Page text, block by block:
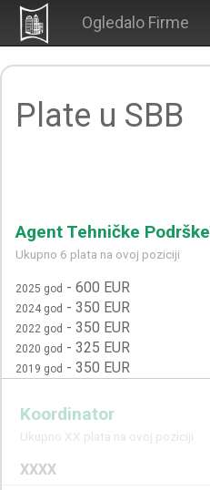
Ogledalo Firme
Plate u SBB
Agent Tehničke Podrške
Ukupno 6 plata na ovoj poziciji
2025 god - 600 EUR
2024 god - 350 EUR
2022 god - 350 EUR
2020 god - 325 EUR
2019 god - 350 EUR
Koordinator
Ukupno XX plata na ovoj poziciji
XXXX